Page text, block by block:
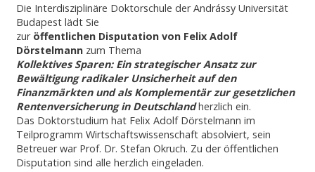
Die Interdisziplinäre Doktorschule der Andrássy Universität
Budapest lädt Sie
zur öffentlichen Disputation von Felix Adolf
Dörstelmann zum Thema
Kollektives Sparen: Ein strategischer Ansatz zur
Bewältigung radikaler Unsicherheit auf den
Finanzmärkten und als Komplementär zur gesetzlichen
Rentenversicherung in Deutschlandherzlich ein.
Das Doktorstudium hat Felix Adolf Dörstelmann im
Teilprogramm Wirtschaftswissenschaft absolviert, sein
Betreuer war Prof. Dr. Stefan Okruch. Zu der öffentlichen
Disputation sind alle herzlich eingeladen.